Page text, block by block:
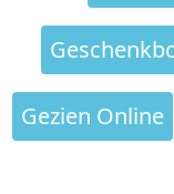
Gezien Online